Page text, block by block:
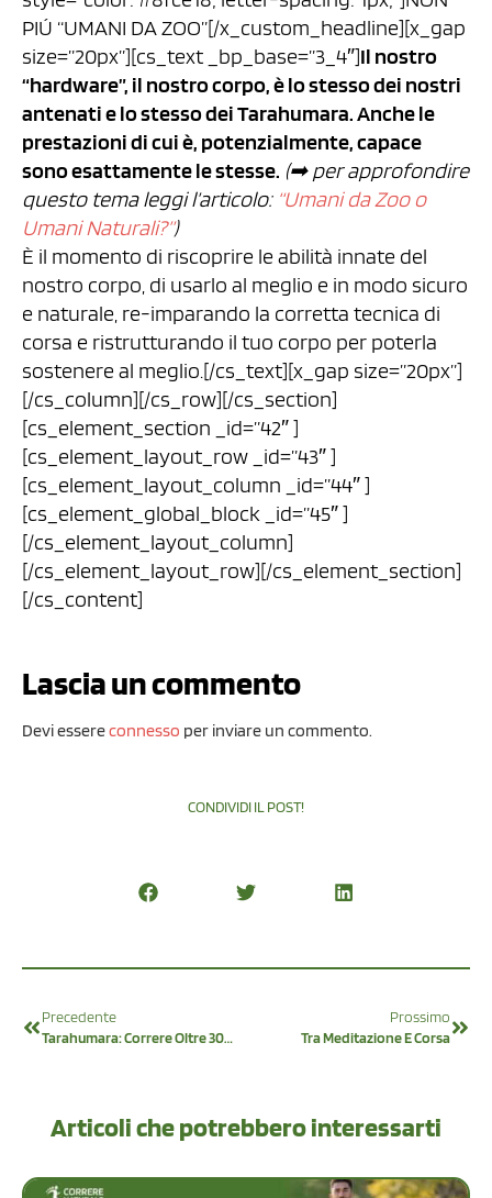
PIÚ “UMANI DA ZOO”[/x_custom_headline][x_gap
size=”20px”][cs_text _bp_base=”3_4″]Il nostro
“hardware”, il nostro corpo, è lo stesso dei nostri
antenati e lo stesso dei Tarahumara. Anche le
prestazioni di cui è, potenzialmente, capace
sono esattamente le stesse. (➡︎ per approfondire
questo tema leggi l’articolo: “Umani da Zoo o
Umani Naturali?”)
È il momento di riscoprire le abilità innate del
nostro corpo, di usarlo al meglio e in modo sicuro
e naturale, re-imparando la corretta tecnica di
corsa e ristrutturando il tuo corpo per poterla
sostenere al meglio.[/cs_text][x_gap size=”20px”]
[/cs_column][/cs_row][/cs_section]
[cs_element_section _id=”42″ ]
[cs_element_layout_row _id=”43″ ]
[cs_element_layout_column _id=”44″ ]
[cs_element_global_block _id=”45″ ]
[/cs_element_layout_column]
[/cs_element_layout_row][/cs_element_section]
[/cs_content]
Lascia un commento
Devi essereconnesso per inviare un commento.
CONDIVIDI IL POST!
Precedente
Tarahumara: Correre Oltre 300 Km
Prossimo
Tra Meditazione E Corsa
Articoli che potrebbero interessarti